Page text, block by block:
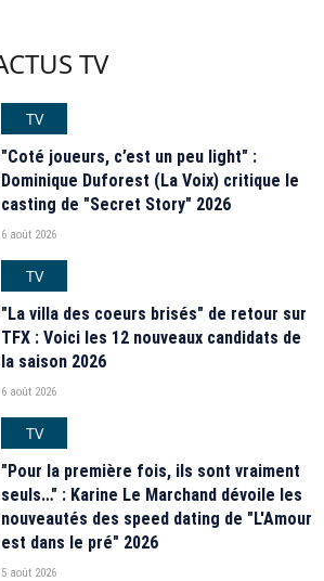
TV
TV
"Coté joueurs, c’est un peu light" :
Dominique Duforest (La Voix) critique le
casting de "Secret Story" 2026
6 août 2026
TV
"La villa des coeurs brisés" de retour sur
TFX : Voici les 12 nouveaux candidats de
la saison 2026
6 août 2026
TV
"Pour la première fois, ils sont vraiment
seuls…" : Karine Le Marchand dévoile les
nouveautés des speed dating de "L'Amour
est dans le pré" 2026
5 août 2026